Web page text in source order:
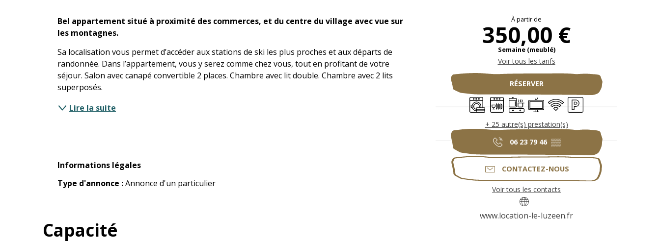
Ouverture et
À partir de
350,00 €
Semaine (meublé)
Voir tous les tarifs
RÉSERVER
Lave lingeLave vaisselle
Plaque de cuisson
Télévision
WiFi Parking
+ 25 autre(s) prestation(s)
06 23 79 46 ▒▒
CONTACTEZ-NOUS
Voir tous les contacts
www.location-le-luzeen.fr
Description
Bel appartement situé à proximité des commerces, et du centre du village avec vue sur
les montagnes.
Sa localisation vous permet d’accéder aux stations de ski les plus proches et aux départs de
randonnée. Dans l’appartement, vous y serez comme chez vous, tout en profitant de votre
séjour. Salon avec canapé convertible 2 places. Chambre avec lit double. Chambre avec 2 lits
superposés.
Lire la suite
Informations légales
Informations légales
Type d'annonce :Annonce d'un particulier
Capacité